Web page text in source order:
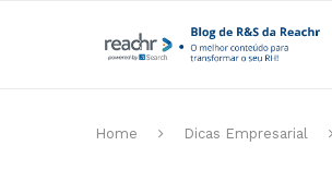
Home Dicas Empresarial